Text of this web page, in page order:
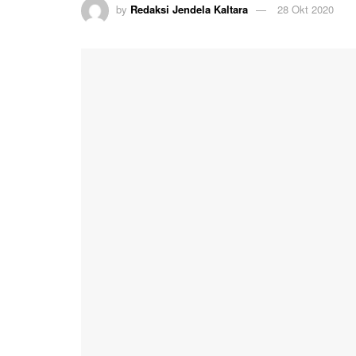
by Redaksi Jendela Kaltara 28 Okt 2020